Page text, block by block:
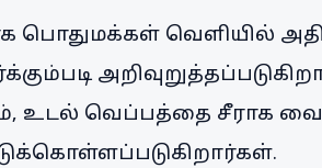
வெளியில்
உடல் வெப்பத்தை சீராக